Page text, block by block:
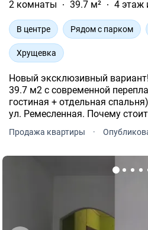
2 комнаты 39.7 м² 4 этаж
В центре Рядом с парком
Хрущевка
Новый эксклюзивный
39.7 м2 с современной
гостиная + отдельная
ул. Ремесленная. Почему стоит выбрать именно эту
уютным ремонтом
Продажа квартиры ·